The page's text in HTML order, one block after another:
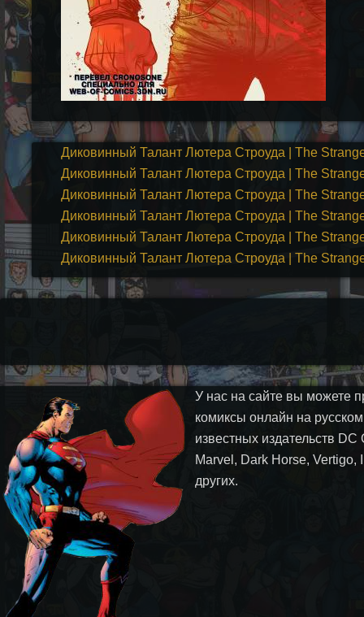
Диковинный Талант Лютера Строуда | The
Диковинный Талант Лютера Строуда | The
Диковинный Талант Лютера Строуда | The
Диковинный Талант Лютера Строуда | The
Диковинный Талант Лютера Строуда | The
Диковинный Талант Лютера Строуда | The
У нас на сайте вы можете
комиксы онлайн на
известных издательств DC
Marvel, Dark Horse, Vertigo,
других.